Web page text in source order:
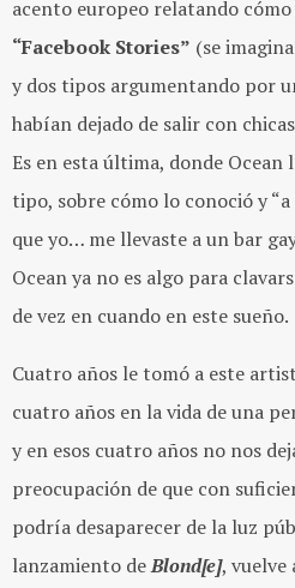
acento europeo relatando
“Facebook Stories” (se
y dos tipos argumentando por
habían dejado de salir con
Es en esta última, donde
tipo, sobre cómo lo conoció y “a
que yo… me llevaste a un bar
Ocean ya no es algo para
de vez en cuando en este sueño.
Cuatro años le tomó a este
cuatro años en la vida de una
y en esos cuatro años no nos
preocupación de que con
podría desaparecer de la luz
lanzamiento deBlond[e], vuelve